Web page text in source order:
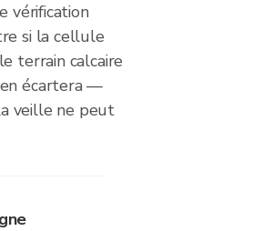
vérification
si la cellule
terrain calcaire
écartera —
veille ne peut